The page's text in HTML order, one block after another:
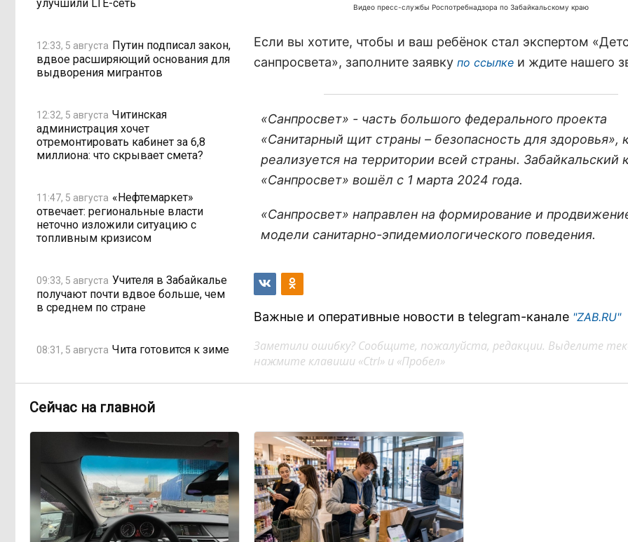
улучшили LTE-сеть
12:33, 5 августа Путин подписал закон,
вдвое расширяющий основания для
выдворения мигрантов
12:32, 5 августа Читинская
администрация хочет
отремонтировать кабинет за 6,8
миллиона: что скрывает смета?
11:47, 5 августа «Нефтемаркет»
отвечает: региональные власти
неточно изложили ситуацию с
топливным кризисом
09:33, 5 августа Учителя в Забайкалье
получают почти вдвое больше, чем
в среднем по стране
08:31, 5 августа Чита готовится к зиме
отчётах
«Ребёнок должен
хотеть учиться, а не просто идти в
школу с рюкзаком»: детский
психолог Наталья Малинина о
готовности к школе
Видео пресс-службы Роспотребнадзора по Забайкальскому краю
Если вы хотите, чтобы и ваш ребёнок стал экспертом
санпросвета», заполните заявку по ссылке и ждите нашего
«Санпросвет» - часть большого федерального проекта
«Санитарный щит страны – безопасность для здоровья»,
реализуется на территории всей страны. Забайкальский
«Санпросвет» вошёл с 1 марта 2024 года.
«Санпросвет» направлен на формирование и
модели санитарно-эпидемиологического поведения.
Важные и оперативные новости в telegram-канале "ZAB.RU"
Заметили ошибку? Сообщите, пожалуйста, редакции. Выделите
нажмите клавиши «Ctrl» и «Пробел»
Сейчас на главной